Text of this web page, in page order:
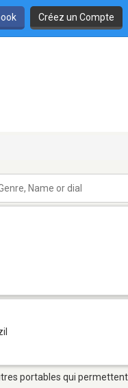
Créez un Compte
portables qui